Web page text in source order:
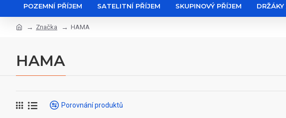
POZEMNÍ PŘÍJEM SATELITNÍ PŘÍJEM SKUPINOVÝ PŘÍJEM
Značka HAMA
HAMA
Porovnání produktů